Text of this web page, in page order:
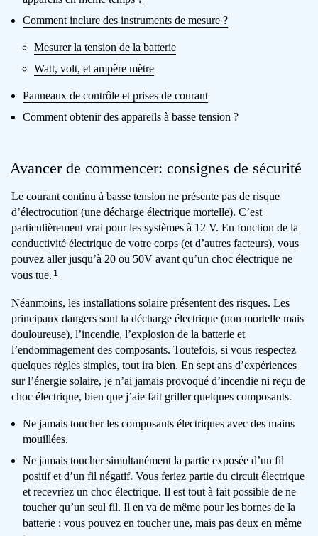
Comment inclure des instruments de mesure ?
Mesurer la tension de la batterie
Watt, volt, et ampère mètre
Panneaux de contrôle et prises de courant
Comment obtenir des appareils à basse tension ?
Avancer de commencer: consignes de sécurité
Le courant continu à basse tension ne présente pas de risque
d’électrocution (une décharge électrique mortelle). C’est
particulièrement vrai pour les systèmes à 12 V. En fonction de la
conductivité électrique de votre corps (et d’autres facteurs), vous
pouvez aller jusqu’à 20 ou 50V avant qu’un choc électrique ne
vous tue.1
Néanmoins, les installations solaire présentent des risques. Les
principaux dangers sont la décharge électrique (non mortelle mais
douloureuse), l’incendie, l’explosion de la batterie et
l’endommagement des composants. Toutefois, si vous respectez
quelques règles simples, tout ira bien. En sept ans d’expériences
sur l’énergie solaire, je n’ai jamais provoqué d’incendie ni reçu de
choc électrique, bien que j’aie fait griller quelques composants.
Ne jamais toucher les composants électriques avec des mains
mouillées.
Ne jamais toucher simultanément la partie exposée d’un fil
positif et d’un fil négatif. Vous feriez partie du circuit électrique
et recevriez un choc électrique. Il est tout à fait possible de ne
toucher qu’un seul fil. Il en va de même pour les bornes de la
batterie : vous pouvez en toucher une, mais pas deux en même